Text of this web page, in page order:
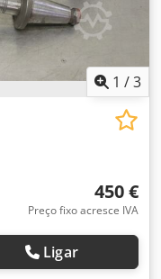
1 /3
450 €
Preço fixo acresce IVA
Ligar